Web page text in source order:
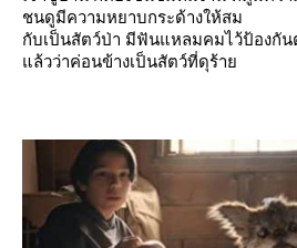
ชนดูมีความหยาบกระด้างให้สม
กับเป็นสัตว์ป่า มีฟันแหลมคมไว้ป้องกัน
ล้วว่าค่อนข้างเป็นสัตว์ที่ดุร้า